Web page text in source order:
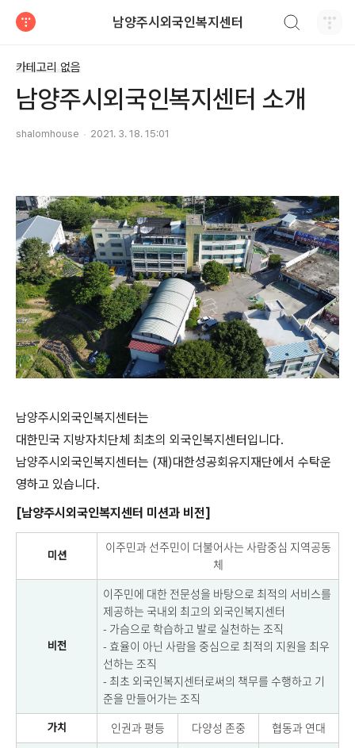
남양주시외국인복지센터
카테고리 없음
남양주시외국인복지센터 소개
shalomhouse 2021. 3. 18. 15:01
남양주시외국인복지센터는
대한민국 지방자치단체 최초의 외국인복지센터입니다.
남양주시외국인복지센터는 (재)대한성공회유지재단에서 수탁운
영하고 있습니다.
[남양주시외국인복지센터 미션과 비전]
미션
이주민과 선주민이 더불어사는 사람중심 지역공동
체
비전
이주민에 대한 전문성을 바탕으로 최적의 서비스를
제공하는 국내외 최고의 외국인복지센터
- 가슴으로 학습하고 발로 실천하는 조직
- 효율이 아닌 사람을 중심으로 최적의 지원을 최우
선하는 조직
- 최초 외국인복지센터로써의 책무를 수행하고 기
준을 만들어가는 조직
가치 인권과 평등 다양성 존중 협동과 연대